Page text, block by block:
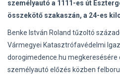
személyautó a 1111-es út
összekötő szakaszán, a 24-es
Benke István Roland tűzoltó
Vármegyei Katasztrófavédelmi
dorogimedence.hu megkeresésére
személyautó előzés közben